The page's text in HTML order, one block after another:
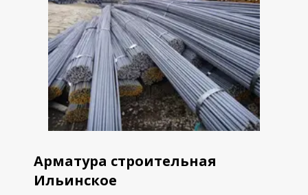
Арматура строительная
Ильинское